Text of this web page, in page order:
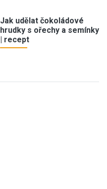
Jak udělat čokoládové
hrudky s ořechy a semínky
| recept